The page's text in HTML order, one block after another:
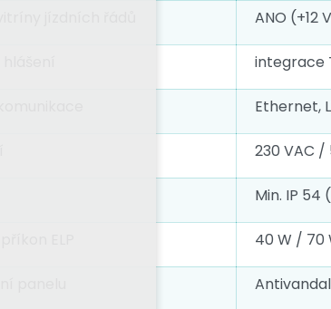
ANO (+12
integrace
Ethernet,
230 VAC /
Min. IP
40 W / 70